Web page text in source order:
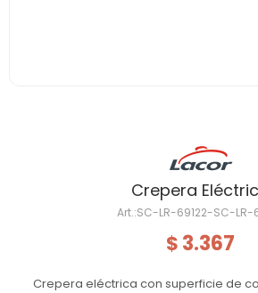
Crepera
SC-LR-69122-SC-LR-
$ 3.367
Crepera eléctrica con superficie de